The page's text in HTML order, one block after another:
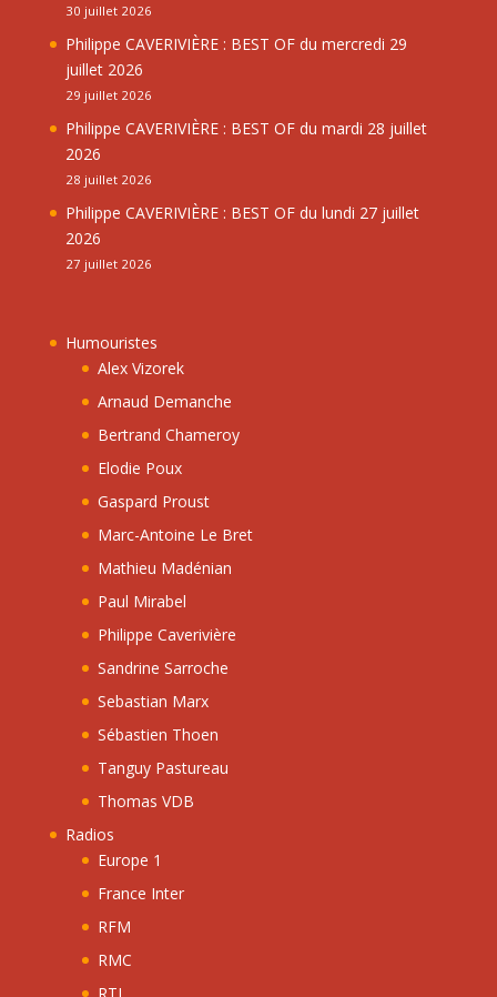
30 juillet 2026
Philippe CAVERIVIÈRE : BEST OF du mercredi 29
juillet 2026
29 juillet 2026
Philippe CAVERIVIÈRE : BEST OF du mardi 28 juillet
2026
28 juillet 2026
Philippe CAVERIVIÈRE : BEST OF du lundi 27 juillet
2026
27 juillet 2026
Humouristes
Alex Vizorek
Arnaud Demanche
Bertrand Chameroy
Elodie Poux
Gaspard Proust
Marc-Antoine Le Bret
Mathieu Madénian
Paul Mirabel
Philippe Caverivière
Sandrine Sarroche
Sebastian Marx
Sébastien Thoen
Tanguy Pastureau
Thomas VDB
Radios
Europe 1
France Inter
RFM
RMC